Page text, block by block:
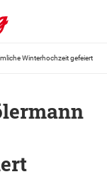
Winterhochzeit gefeiert